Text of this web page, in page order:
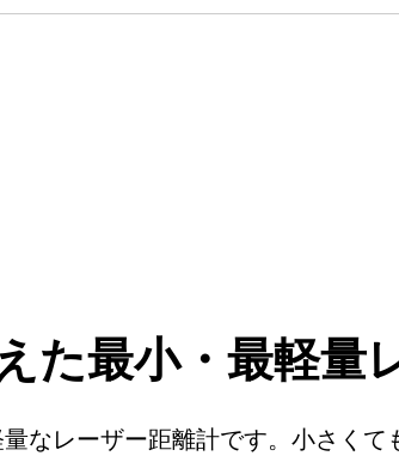
た最小・最軽量
なレーザー距離計です。小さく